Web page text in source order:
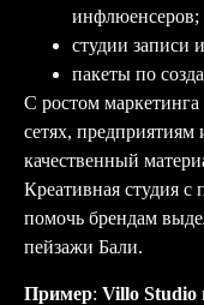
инфлюенсеров;
студии записи
пакеты по
С ростом
сетях, предприятиям
качественный
Креативная студия
помочь брендам
пейзажи Бали.
Пример: Villo Studio